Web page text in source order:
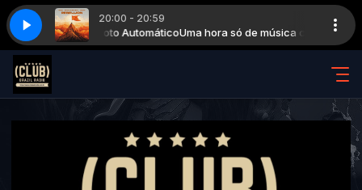
20:00 - 20:59
- Piloto AutomáticoUma hora só de música com Automação
& SHAGGY - REBELLION (2025)R3HAB, MICHAEL PATRICK KELLY &